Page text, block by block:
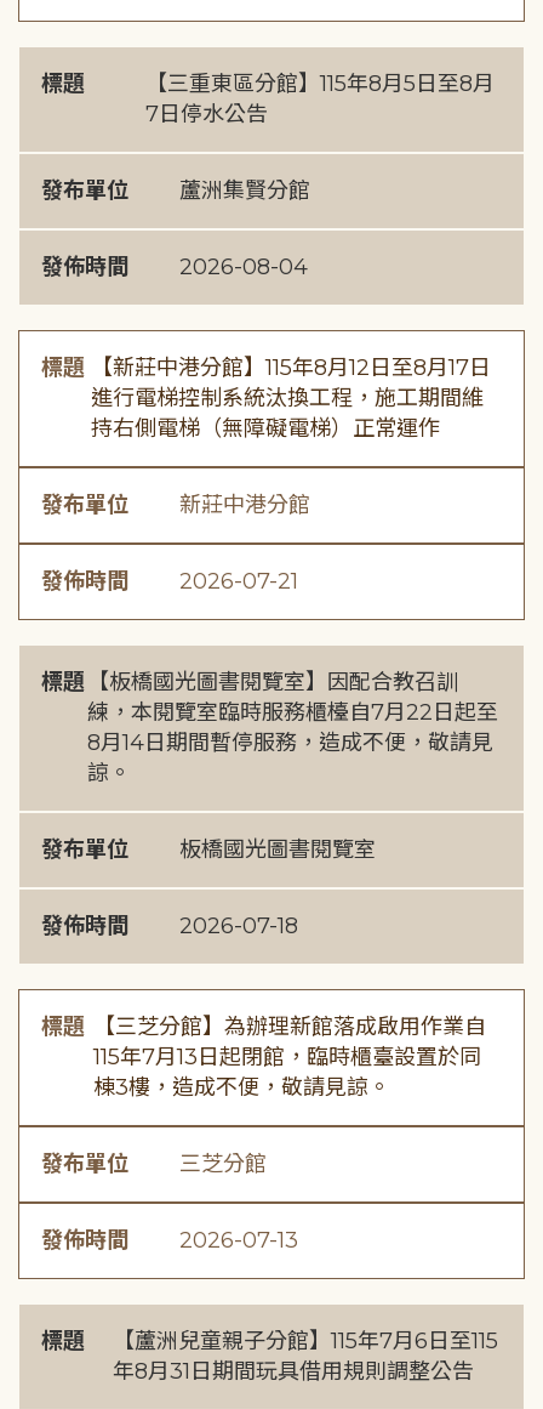
標題
【三重東區分館】115年8月5日至8月
7日停水公告
發布單位 蘆洲集賢分館
發佈時間 2026-08-04
標題
【新莊中港分館】115年8月12日至8月17日
進行電梯控制系統汰換工程，施工期間維
持右側電梯（無障礙電梯）正常運作
發布單位 新莊中港分館
發佈時間 2026-07-21
標題
【板橋國光圖書閱覽室】因配合教召訓
練，本閱覽室臨時服務櫃檯自7月22日起至
8月14日期間暫停服務，造成不便，敬請見
諒。
發布單位 板橋國光圖書閱覽室
發佈時間 2026-07-18
標題
【三芝分館】為辦理新館落成啟用作業自
115年7月13日起閉館，臨時櫃臺設置於同
棟3樓，造成不便，敬請見諒。
發布單位 三芝分館
發佈時間 2026-07-13
標題
【蘆洲兒童親子分館】115年7月6日至115
年8月31日期間玩具借用規則調整公告